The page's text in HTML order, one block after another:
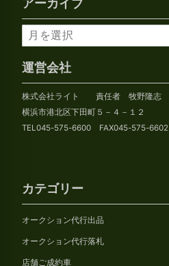
ア
ー
カ
イ
ブ
運営会社
株式会社ライト 責任者 牧野隆志
横浜市港北区下田町５－４－１２
TEL045-575-6600 FAX045-575-6602
カテゴリー
オークション代行出品
オークション代行落札
店舗ご成約車